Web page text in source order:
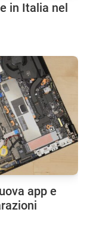
in Italia nel
app e